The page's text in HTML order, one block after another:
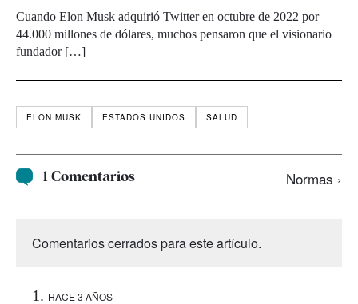
Cuando Elon Musk adquirió Twitter en octubre de 2022 por
44.000 millones de dólares, muchos pensaron que el visionario
fundador […]
ELON MUSK ESTADOS UNIDOS SALUD
1 Comentarios Normas ›
Comentarios cerrados para este artículo.
HACE 3 AÑOS